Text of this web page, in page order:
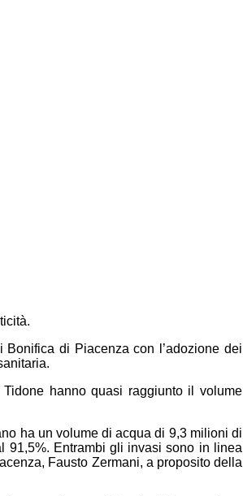
di Piacenza con l’adozione dei
hanno quasi raggiunto il volume
ha un volume di acqua di 9,3 milioni di
91,5%. Entrambi gli invasi sono in linea
Fausto Zermani, a proposito della